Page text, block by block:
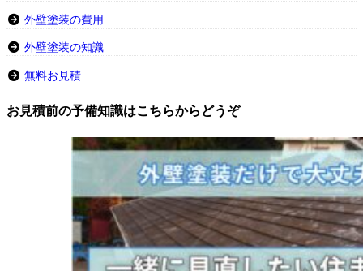
外壁塗装の費用
外壁塗装の知識
無料お見積
お見積前の予備知識はこちらからどうぞ